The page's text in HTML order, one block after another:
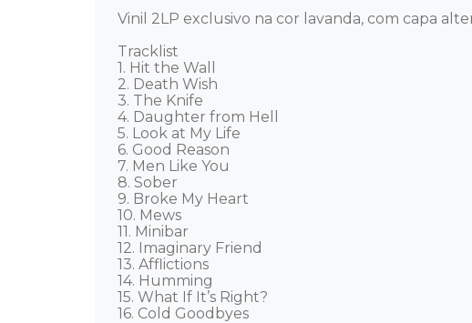
Vinil 2LP exclusivo na cor lavanda, com capa
Tracklist
1. Hit the Wall
2. Death Wish
3. The Knife
4. Daughter from Hell
5. Look at My Life
6. Good Reason
7. Men Like You
8. Sober
9. Broke My Heart
10. Mews
11. Minibar
12. Imaginary Friend
13. Afflictions
14. Humming
15. What If It’s Right?
16. Cold Goodbyes